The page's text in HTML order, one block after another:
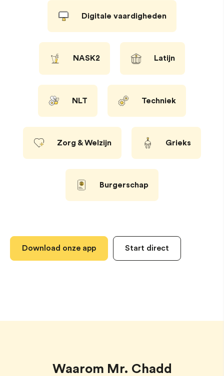
Digitale vaardigheden
NASK2 Latijn
NLT Techniek
Zorg & Welzijn Grieks
Burgerschap
Download onze app Start direct
Waarom Mr. Chadd